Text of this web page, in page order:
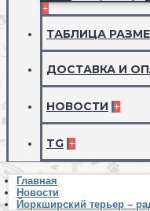
+
ТАБЛИЦА
ДОСТАВКА И
НОВОСТИ +
TG +
Главная
Новости
Йоркширский терьер –